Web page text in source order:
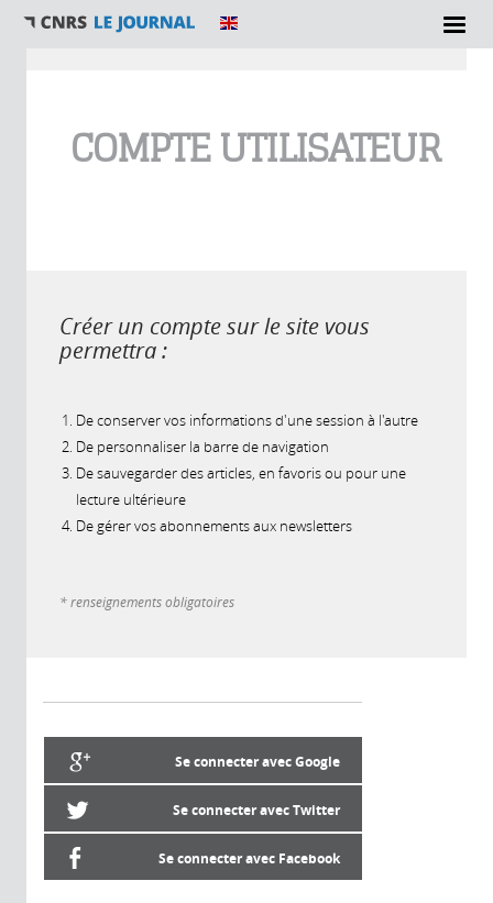
COMPTE UTILISATEUR
Créer un compte sur le site vous
permettra :
De conserver vos informations d'une session à l'autre
De personnaliser la barre de navigation
De sauvegarder des articles, en favoris ou pour une
lecture ultérieure
De gérer vos abonnements aux newsletters
* renseignements obligatoires
Se connecter avec Google
Se connecter avec Twitter
Se connecter avec Facebook